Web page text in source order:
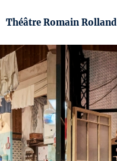
Théâtre Romain Rolland